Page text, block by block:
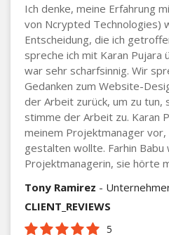
Ich denke, meine Erfahrung
von Ncrypted Technologies)
Entscheidung, die ich
spreche ich mit Karan
war sehr scharfsinnig. Wir
Gedanken zum Website-
der Arbeit zurück, um zu tun,
stimme der Arbeit zu. Karan
meinem Projektmanager
gestalten wollte. Farhin Babu
Projektmanagerin, sie hörte
Tony Ramirez -
CLIENT_REVIEWS
5